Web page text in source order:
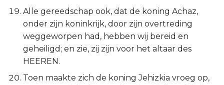
Alle gereedschap ook, dat de koning Achaz,
onder zijn koninkrijk, door zijn overtreding
weggeworpen had, hebben wij bereid en
geheiligd; en zie, zij zijn voor het altaar des
HEEREN.
Toen maakte zich de koning Jehizkia vroeg op,